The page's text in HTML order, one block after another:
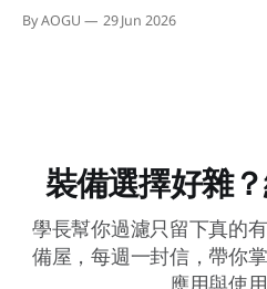
By AOGU 29 Jun 2026
裝備選擇好雜
學長幫你過濾只留下真的
備屋，每週一封信，帶你